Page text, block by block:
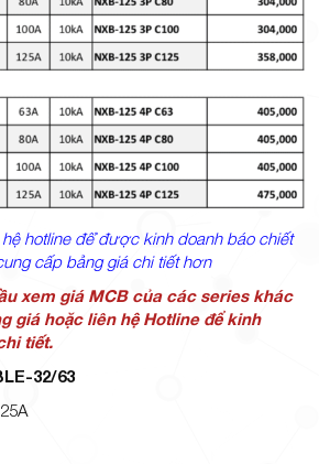
hotline để được kinh doanh báo chiết
cấp bảng giá chi tiết hơn
xem giá MCB của các series khác
giá hoặc liên hệ Hotline để kinh
tiết.
32/63